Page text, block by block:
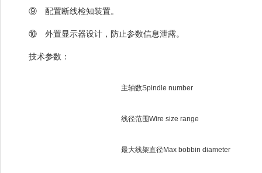
⑨ 配置断线检知装置。
⑩ 外置显示器设计，防止参数信息泄露。
技术参数：
主轴数Spindle number
线径范围Wire size range
最大线架直径Max bobbin diameter